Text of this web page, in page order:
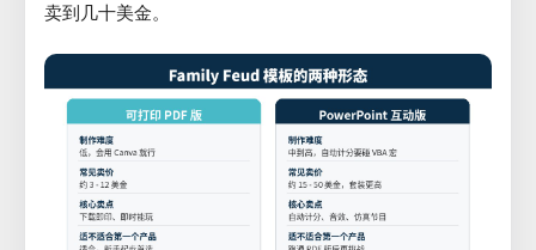
卖到几十美金。